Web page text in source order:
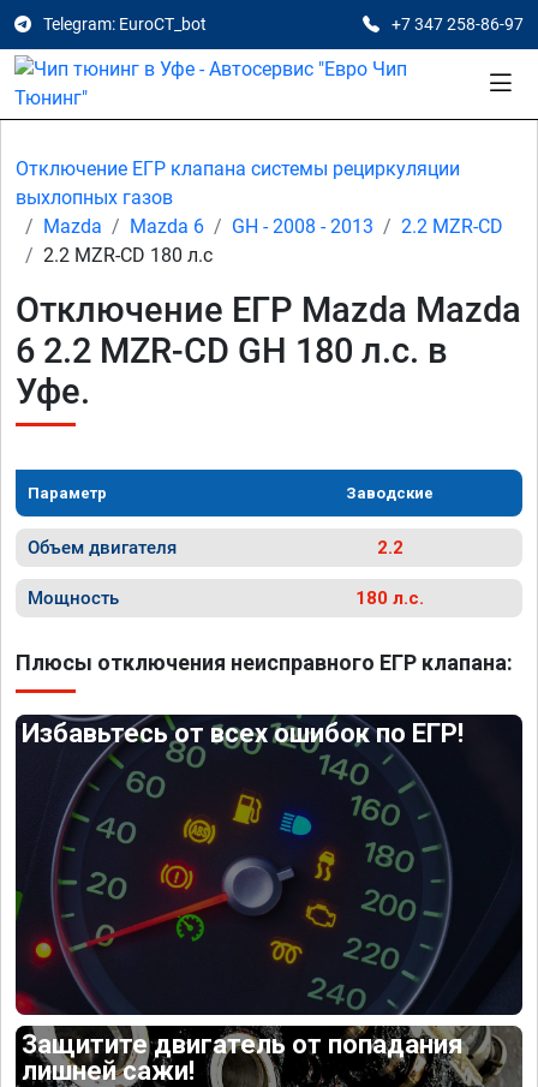
Telegram: EuroCT_bot +7 347 258-86-97
Отключение ЕГР клапана системы рециркуляции
выхлопных газов
Mazda
Mazda 6 GH - 2008 - 2013
2.2 MZR-CD
2.2 MZR-CD 180 л.с
Отключение ЕГР Mazda Mazda
6 2.2 MZR-CD GH 180 л.с. в
Уфе.
Параметр Заводские
Объем двигателя 2.2
Мощность 180 л.с.
Плюсы отключения неисправного ЕГР клапана:
Избавьтесь от всех ошибок по ЕГР!
Защитите двигатель от попадания
лишней сажи!